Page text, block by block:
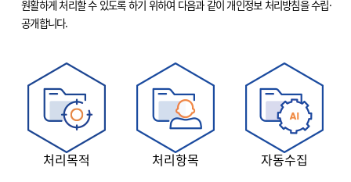
원활하게 처리할 수 있도록 하기 위하여 다음과 같이 개인정보 처리방침을 수립·
공개합니다.
처리목적 처리항목 자동수집